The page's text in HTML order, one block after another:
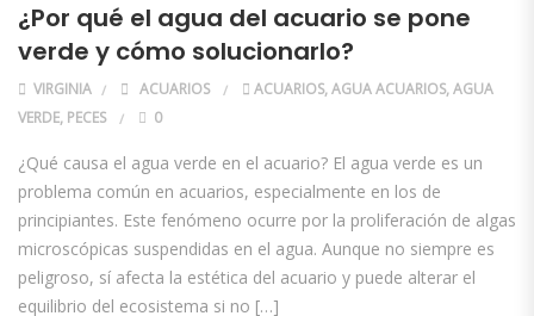
¿Por qué el agua del acuario se pone
verde y cómo solucionarlo?
VIRGINIA ACUARIOS ACUARIOS,AGUA ACUARIOS,AGUA
VERDE, PECES 0
¿Qué causa el agua verde en el acuario? El agua verde es un
problema común en acuarios, especialmente en los de
principiantes. Este fenómeno ocurre por la proliferación de algas
microscópicas suspendidas en el agua. Aunque no siempre es
peligroso, sí afecta la estética del acuario y puede alterar el
equilibrio del ecosistema si no […]